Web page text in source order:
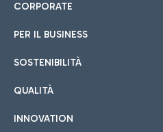
CORPORATE
PER IL BUSINESS
SOSTENIBILITÀ
QUALITÀ
INNOVATION